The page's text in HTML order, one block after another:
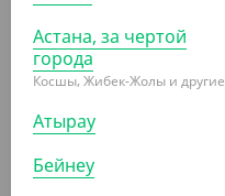
АРТ. 11060
Астана, за чертой
города
Косшы, Жибек-Жолы и другие
Атырау
Бейнеу